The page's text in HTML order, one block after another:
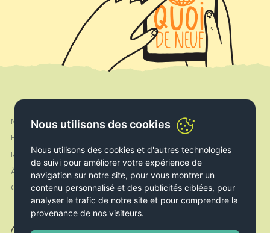
Nous utilisons des cookies
Nous utilisons des cookies et d'autres technologies
de suivi pour améliorer votre expérience de
navigation sur notre site, pour vous montrer un
contenu personnalisé et des publicités ciblées, pour
analyser le trafic de notre site et pour comprendre la
provenance de nos visiteurs.
Mon compte
Expédition & Livraison
Retours & Echanges
À propos de nous
Contact
Facebook